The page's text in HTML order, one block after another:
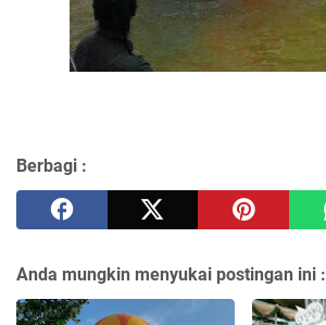
Berbagi :
Anda mungkin menyukai postingan ini :